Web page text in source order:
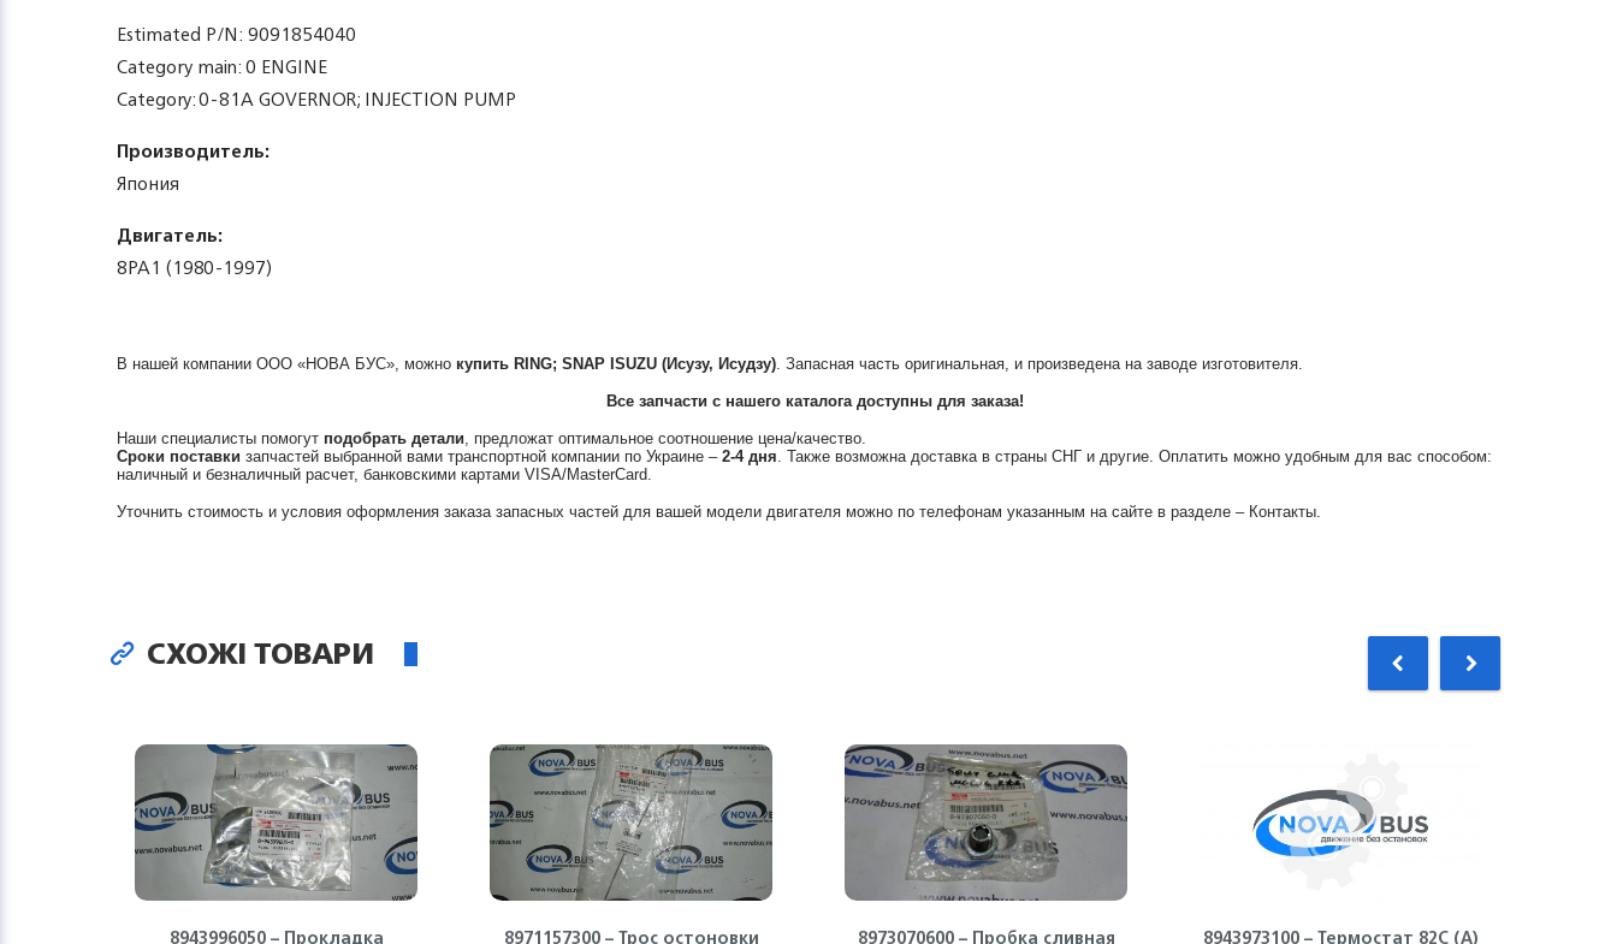
Estimated P/N: 9091854040
Category main: 0 ENGINE
Category: 0-81A GOVERNOR; INJECTION PUMP
Производитель:
Япония
Двигатель:
8PA1 (1980-1997)
В нашей компании ООО «НОВА БУС», можно купить RING; SNAP ISUZU (Исузу, Исудзу). Запасная часть оригинальная, и произведена на заводе изготовителя.
Все запчасти с нашего каталога доступны для заказа!
Наши специалисты помогут подобрать детали, предложат оптимальное соотношение цена/качество.
Сроки поставки запчастей выбранной вами транспортной компании по Украине – 2-4 дня. Также возможна доставка в страны СНГ и другие. Оплатить можно удобным для вас способом:
наличный и безналичный расчет, банковскими картами VISA/MasterCard.
Уточнить стоимость и условия оформления заказа запасных частей для вашей модели двигателя можно по телефонам указанным на сайте в разделе – Контакты.
СХОЖІ ТОВАРИ
8943996050 – Прокладка 8971157300 – Трос остоновки 8973070600 – Пробка сливная 8943973100 – Термостат 82С (А)